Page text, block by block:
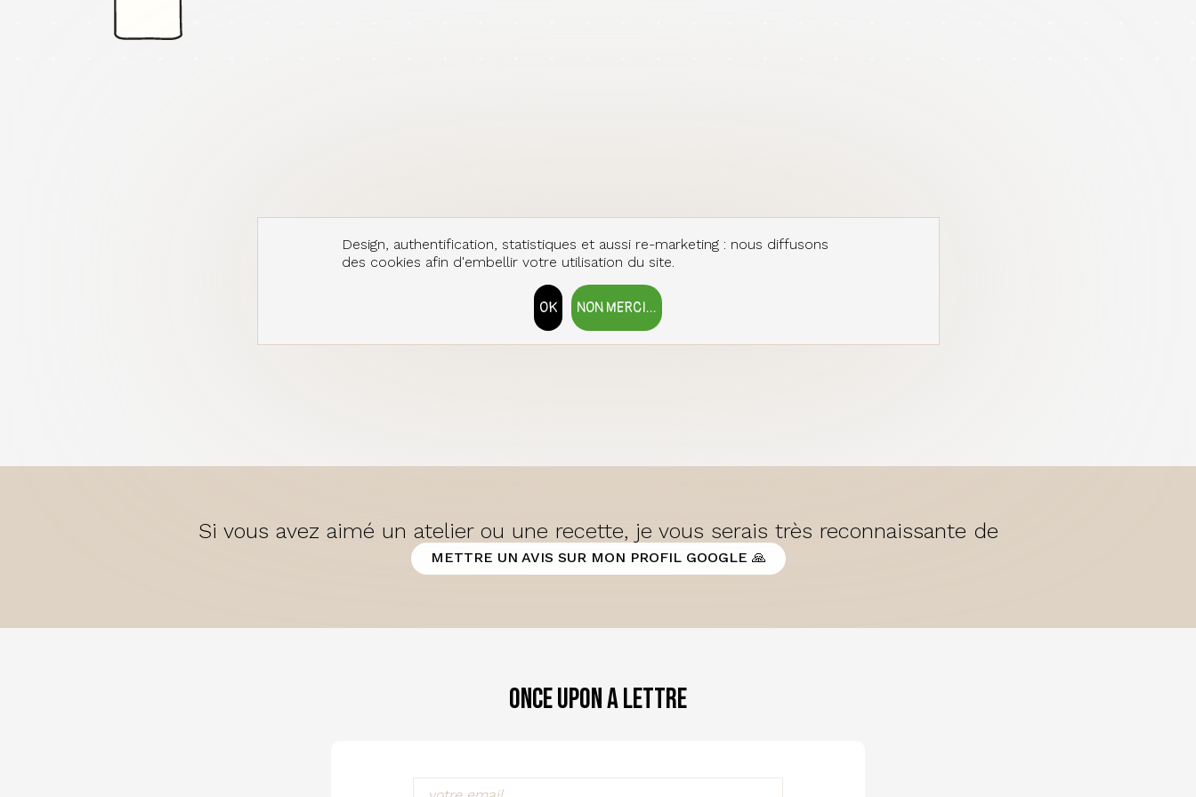
Si vous avez aimé un atelier ou une recette, je vous serais très reconnaissante de
METTRE UN AVIS SUR MON PROFIL GOOGLE 🙏
Once Upon a Lettre
Design, authentification, statistiques et aussi re-marketing : nous diffusons
des cookies afin d'embellir votre utilisation du site.
NON MERCI...
OK
RETIRER LE CONSENTEMENT